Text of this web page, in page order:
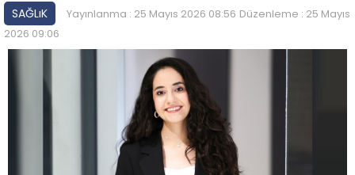
SAĞLıK Yayınlanma : 25 Mayıs 2026 08:56 Düzenleme : 25 Mayıs
2026 09:06